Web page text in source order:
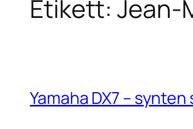
Etikett:Jean-
Yamaha DX7 –